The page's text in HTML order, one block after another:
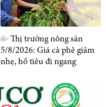
Thị trường nông sản
5/8/2026: Giá cà phê giảm
nhẹ, hồ tiêu đi ngang